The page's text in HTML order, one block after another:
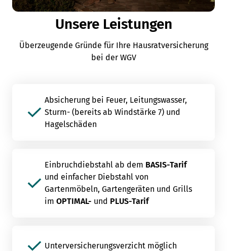
Unsere Leistungen
Überzeugende Gründe für Ihre Hausratversicherung
bei der WGV
Absicherung bei Feuer, Leitungswasser,
Sturm- (bereits ab Windstärke 7) und
Hagelschäden
Einbruchdiebstahl ab dem BASIS-Tarif
und einfacher Diebstahl von
Gartenmöbeln, Gartengeräten und Grills
im OPTIMAL- und PLUS-Tarif
Unterversicherungsverzicht möglich